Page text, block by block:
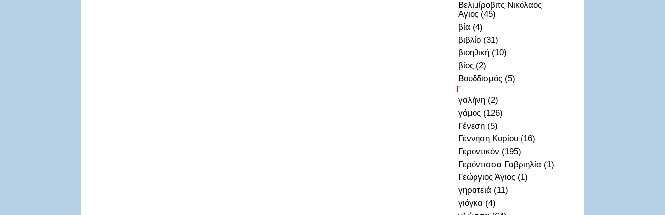
Βελιμίροβιτς Νικόλαος
Άγιος (45)
βία (4)
βιβλίο (31)
βιοηθική (10)
βίος (2)
Βουδδισμός (5)
Γ
γαλήνη (2)
γάμος (126)
Γένεση (5)
Γέννηση Κυρίου (16)
Γεροντικόν (195)
Γερόντισσα Γαβριηλία (1)
Γεώργιος Άγιος (1)
γηρατειά (11)
γιόγκα (4)